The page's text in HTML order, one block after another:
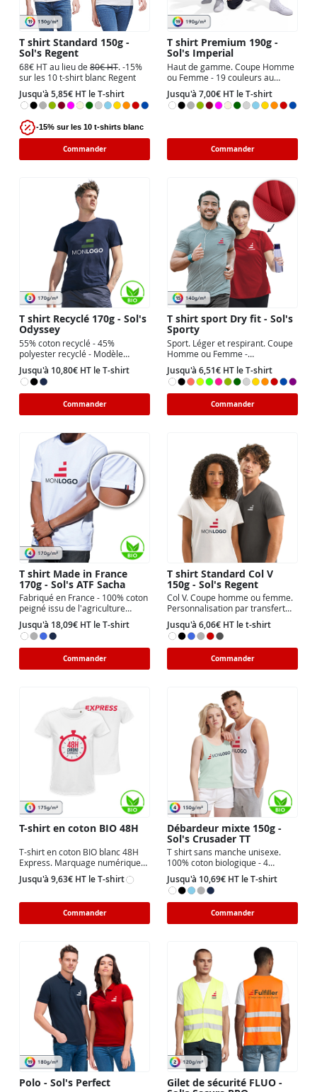
T shirt Standard 150g -
Sol's Regent
68€ HT au lieu de 80€ HT. -15%
sur les 10 t-shirt blanc Regent
Jusqu'à 5,85€ HT le T-shirt
-15% sur les 10 t-shirts blanc
Commander
T shirt Premium 190g -
Sol's Imperial
Haut de gamme. Coupe Homme
ou Femme - 19 couleurs au
choix. Marquage Quadri (CMJN).
Jusqu'à 7,00€ HT le T-shirt
Commander
T shirt Recyclé 170g - Sol's
Odyssey
55% coton recyclé - 45%
polyester recyclé - Modèle
Unisexe 170g - 3 couleurs au
choix
Jusqu'à 10,80€ HT le T-shirt
Commander
T shirt sport Dry fit - Sol's
Sporty
Sport. Léger et respirant. Coupe
Homme ou Femme -
Nombreuses couleurs au choix.
Marquage Quadri (CMJN).
Jusqu'à 6,51€ HT le T-shirt
Commander
T shirt Made in France
170g - Sol's ATF Sacha
Fabriqué en France - 100% coton
peigné issu de l'agriculture
biologique - 4 couleurs au choix.
Jusqu'à 18,09€ HT le T-shirt
Commander
T shirt Standard Col V
150g - Sol's Regent
Col V. Coupe homme ou femme.
Personnalisation par transfert
DTF. 6 couleurs au choix.
Jusqu'à 6,06€ HT le t-shirt
Commander
T-shirt en coton BIO 48H
T-shirt en coton BIO blanc 48H
Express. Marquage numérique
Face et Dos 7 tailles dispo.
Jusqu'à 9,63€ HT le T-shirt
Commander
Débardeur mixte 150g -
Sol's Crusader TT
T shirt sans manche unisexe.
100% coton biologique - 4
couleurs au choix. Marquage par
transfert
Jusqu'à 10,69€ HT le T-shirt
Commander
Polo - Sol's Perfect Gilet de sécurité FLUO -